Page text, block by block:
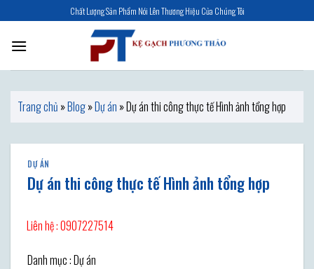
to
content
Chất Lượng Sản Phẩm Nói Lên Thương Hiệu Của Chúng Tôi
Trang chủ »Blog»Dự án »Dự án thi công thực tế Hình ảnh tổng hợp
DỰ ÁN
Dự án thi công thực tế Hình ảnh tổng hợp
Liên hệ : 0907227514
Danh mục : Dự án